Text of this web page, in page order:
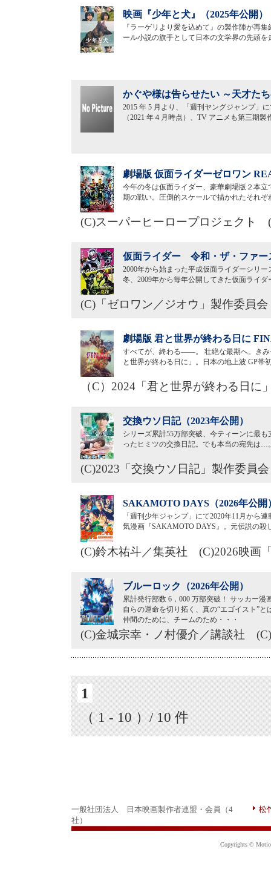
映画『少年と犬』（2025年公開）
『ラーゲリより愛を込めて』の製作陣が再
ール小説の旗手として日本の文学界の先頭
かぐや様は告らせたい ～天才た
2015 年 5 月より、「週刊ヤングジャンプ」
（2021 年４月時点）、TV アニメも第三期
劇場版 仮面ライダーゼロワン
今年の冬は仮面ライダー、豪華劇場版２本
期の戦い。圧倒的スケールで描かれたそれ
(C)スーパーヒーロープロジェクト
仮面ライダー 令和・ザ・ファー
2000年から始まった平成仮面ライダーシリ
冬、2009年から毎年公開してきた仮面ライ
(C)「ゼロワン／ジオウ」製作委員
劇場版 君と世界が終わる日に
すべてが、終わる――。 壮絶な最期へ。きみ
と世界が終わる日に」。日本の地上波 GP帯
（C）2024「君と世界が終わる日に
交換ウソ日記（2023年公開）
シリーズ累計55万部突破、今ティーンに最
ったヒミツの交換日記。でも本当の宛先は
(C)2023「交換ウソ日記」製作委員会
SAKAMOTO DAYS（2026年公開
「週刊少年ジャンプ」にて2020年11月から
気漫画『SAKAMOTO DAYS』。元伝説の殺
(C)鈴木祐斗／集英社 (C)2026映画
ブルーロック（2026年公開）
累計発行部数 6，000 万部突破！ サッカー
自らの運命を切り拓く、真の“エゴイスト”
仲間のために、チームのため・・・
(C)金城宗幸・ノ村優介／講談社
1
（ 1 - 10 ）/ 10 件
一般社団法人 日本映画製作者連盟・会員（4
社）
松
Copyrights ©